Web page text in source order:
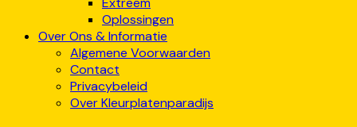
Oplossingen
Over Ons & Informatie
Algemene Voorwaarden
Contact
Privacybeleid
Over Kleurplatenparadijs